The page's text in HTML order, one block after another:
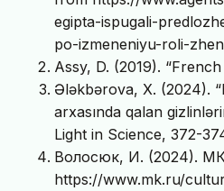
egipta-ispugali-
po-izmeneniyu-roli-
Assy, D. (2019). “French
Ələkbərova, X. (2024).
arxasında qalan
Light in Science, 372-
Волосюк, И. (2024).
https://www.mk.ru/